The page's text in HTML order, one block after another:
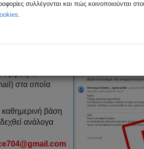
με μηνύματα
το
στα οποία
βάση
ανάλογα
συλλέγονται και πώς κοινοποιούνται
.